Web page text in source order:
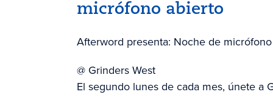
micrófono abierto
Afterword presenta: Noche de
@ Grinders West
El segundo lunes de cada mes, únete a